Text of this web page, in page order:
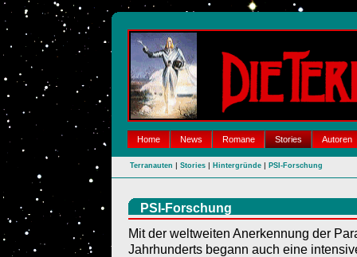
Home News Romane Stories Autoren
Terranauten | Stories | Hintergründe | PSI-Forschung
PSI-Forschung
Mit der weltweiten Anerkennung der
Jahrhunderts begann auch eine